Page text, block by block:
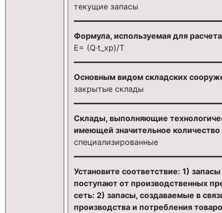
текущие запасы
Формула, используемая для
E= (Q∙t_хр)/T
Основным видом складских
закрытые склады
Склады, выполняющие
имеющей значительное количество
специализированные
Установите соответствие: 1)
поступают от производственных
сеть: 2) запасы, создаваемые в
производства и потребления